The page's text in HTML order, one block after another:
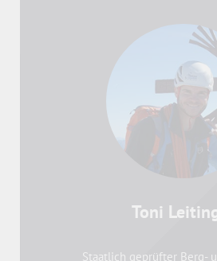
Toni
Staatlich geprüfter Berg-